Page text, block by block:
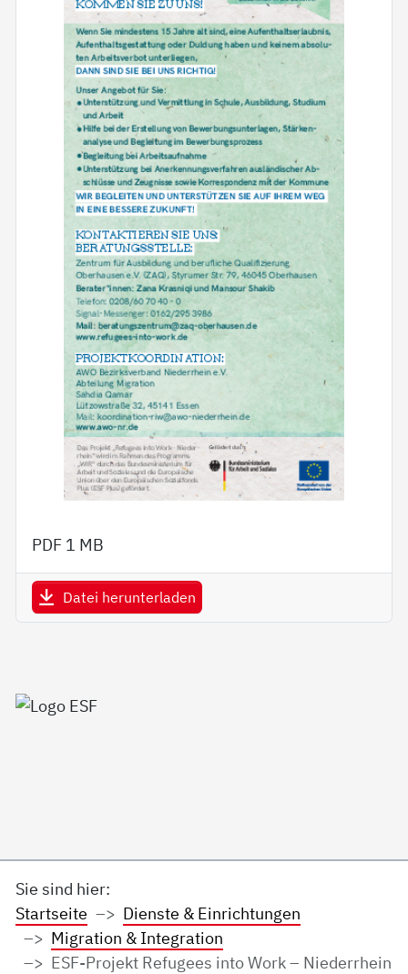
PDF 1 MB
Datei herunterladen
Sie sind hier:
Startseite
Dienste & Einrichtungen
Migration & Integration
ESF-Projekt Refugees into Work – Niederrhein